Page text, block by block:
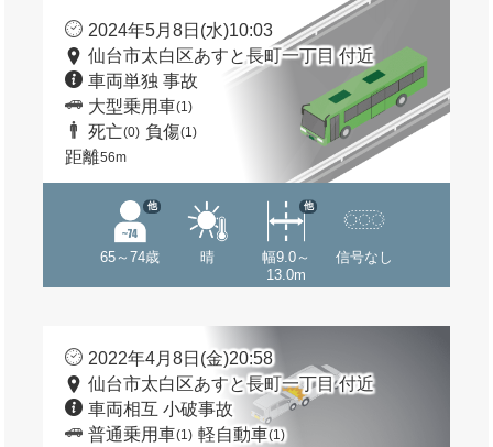
2024年5月8日(水)10:03
仙台市太白区あすと長町一丁目 付近
車両単独 事故
大型乗用車(1)
死亡(0) 負傷(1)
距離56m
65～74歳
他
晴
幅9.0～
13.0m
他
信号なし
2022年4月8日(金)20:58
仙台市太白区あすと長町一丁目 付近
車両相互 小破事故
普通乗用車(1) 軽自動車(1)